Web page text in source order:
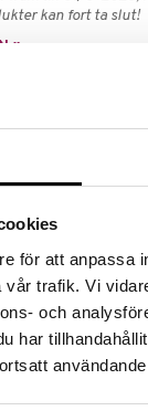
för att anpassa
trafik. Vi
och
har
kan fort ta slut!
»
tote bag
Abercrombie &
från
bag på köpet, värd
automatiskt i
räcker.
& Fitch